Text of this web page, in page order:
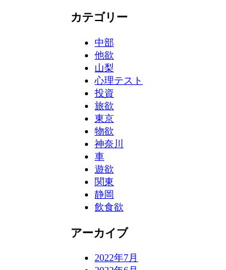
カテゴリー
中部
他欲
山梨
心理テスト
投資
旅欲
東京
物欲
神奈川
車
遊欲
関東
静岡
飲食欲
アーカイブ
2022年7月